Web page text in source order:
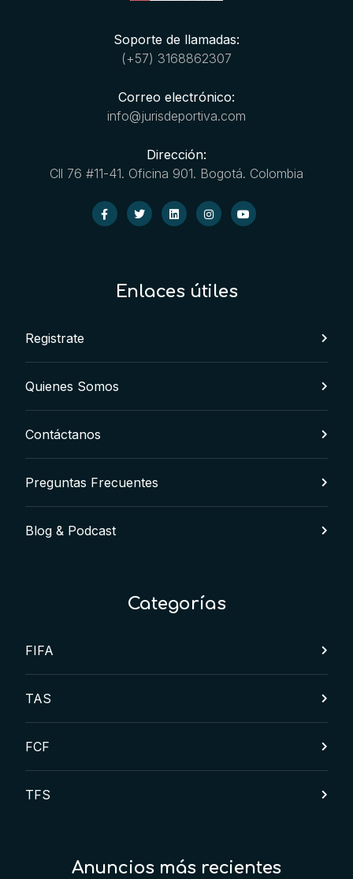
Soporte de llamadas:
(+57) 3168862307
Correo electrónico:
info@jurisdeportiva.com
Dirección:
Cll 76 #11-41. Oficina 901. Bogotá. Colombia
Enlaces útiles
Registrate
Quienes Somos
Contáctanos
Preguntas Frecuentes
Blog & Podcast
Categorías
FIFA
TAS
FCF
TFS
Anuncios más recientes